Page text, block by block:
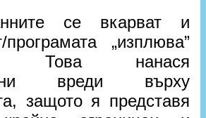
се вкарват и
програмата „изплюва”
Това нанася
вреди върху
защото я представя